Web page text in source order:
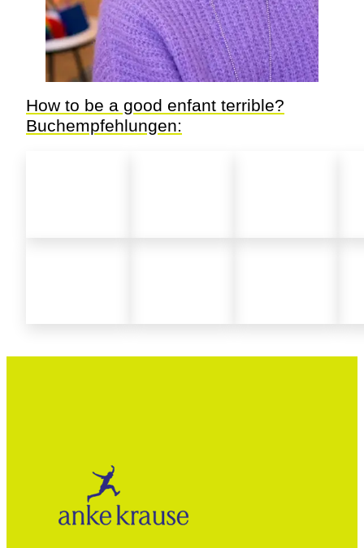
How to be a good enfant terrible?
Buchempfehlungen: